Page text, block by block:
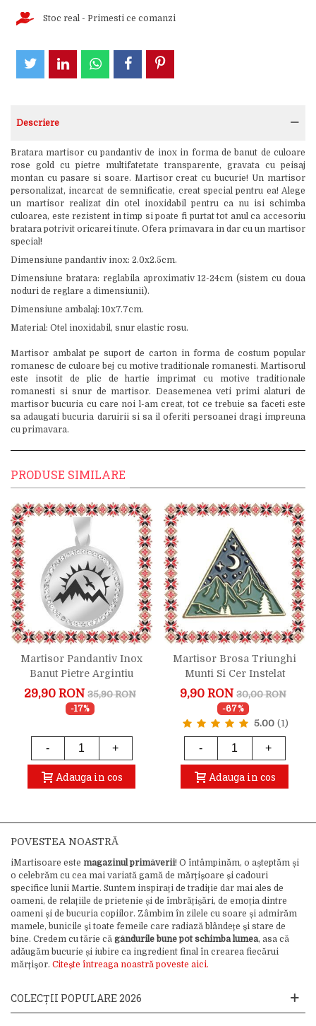
Stoc real - Primesti ce comanzi
Descriere
Bratara martisor cu pandantiv de inox in forma de banut de culoare
rose gold cu pietre multifatetate transparente, gravata cu peisaj
montan cu pasare si soare. Martisor creat cu bucurie! Un martisor
personalizat, incarcat de semnificatie, creat special pentru ea! Alege
un martisor realizat din otel inoxidabil pentru ca nu isi schimba
culoarea, este rezistent in timp si poate fi purtat tot anul ca accesoriu
bratara potrivit oricarei tinute. Ofera primavara in dar cu un martisor
special!
Dimensiune pandantiv inox: 2.0x2.5cm.
Dimensiune bratara: reglabila aproximativ 12-24cm (sistem cu doua
noduri de reglare a dimensiunii).
Dimensiune ambalaj: 10x7.7cm.
Material: Otel inoxidabil, snur elastic rosu.
Martisor ambalat pe suport de carton in forma de costum popular
romanesc de culoare bej cu motive traditionale romanesti. Martisorul
este insotit de plic de hartie imprimat cu motive traditionale
romanesti si snur de martisor. Deasemenea veti primi alaturi de
martisor bucuria cu care noi l-am creat, tot ce trebuie sa faceti este
sa adaugati bucuria daruirii si sa il oferiti persoanei dragi impreuna
cu primavara.
PRODUSE SIMILARE
Martisor Pandantiv Inox
Banut Pietre Argintiu
Liniste
29,90 RON 35,90 RON
-17%
- +
Adauga in cos
Martisor Brosa Triunghi
Munti Si Cer Instelat
9,90 RON 30,00 RON
-67%
5.00 (1)
- +
Adauga in cos
POVESTEA NOASTRĂ
iMartisoare este magazinul primăverii! O întâmpinăm, o așteptăm și
o celebrăm cu cea mai variată gamă de mărțișoare și cadouri
specifice lunii Martie. Suntem inspirați de tradiție dar mai ales de
oameni, de relațiile de prietenie și de îmbrățișări, de emoția dintre
oameni și de bucuria copiilor. Zâmbim în zilele cu soare și admirăm
mamele, bunicile și toate femeile care radiază blândețe și stare de
bine. Credem cu tărie că gândurile bune pot schimba lumea, asa că
adăugăm bucurie și iubire ca ingredient final în crearea fiecărui
mărțișor. Citește întreaga noastră poveste aici.
COLECȚII POPULARE 2026